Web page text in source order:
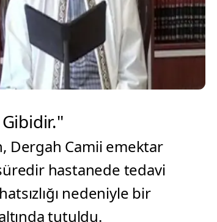
Dergah Camii emektar
hastanede tedavi
nedeniyle bir
tutuldu.